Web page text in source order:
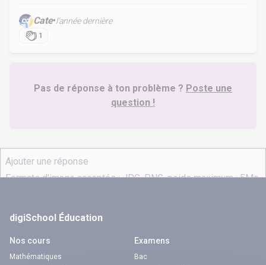
Cate•l’année dernière
1
Pas de réponse à ton problème ? Poste une
question !
digiSchool Éducation
Nos cours
Mathématiques
Examens
Bac